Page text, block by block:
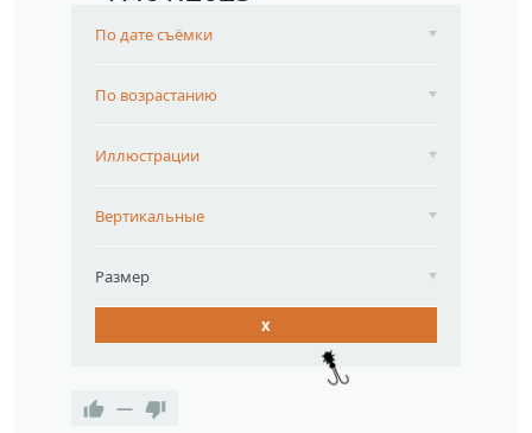
По дате съёмки
По возрастанию
Иллюстрации
Вертикальные
Размер
x
—